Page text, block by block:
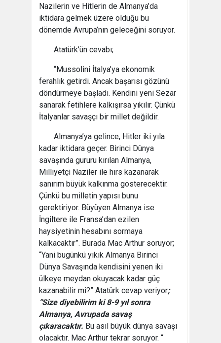
Nazilerin ve Hitlerin de Almanya’da
iktidara gelmek üzere olduğu bu
dönemde Avrupa’nın geleceğini soruyor.
Atatürk’ün cevabı;
“Mussolini İtalya’ya ekonomik
ferahlık getirdi. Ancak başarısı gözünü
döndürmeye başladı. Kendini yeni Sezar
sanarak fetihlere kalkışırsa yıkılır. Çünkü
İtalyanlar savaşçı bir millet değildir.
Almanya’ya gelince, Hitler iki yıla
kadar iktidara geçer. Birinci Dünya
savaşında gururu kırılan Almanya,
Milliyetçi Naziler ile hırs kazanarak
sanırım büyük kalkınma gösterecektir.
Çünkü bu milletin yapısı bunu
gerektiriyor. Büyüyen Almanya ise
İngiltere ile Fransa’dan ezilen
haysiyetinin hesabını sormaya
kalkacaktır”. Burada Mac Arthur soruyor;
“Yani bugünkü yıkık Almanya Birinci
Dünya Savaşında kendisini yenen iki
ülkeye meydan okuyacak kadar güç
kazanabilir mi?” Atatürk cevap veriyor;
“Size diyebilirim ki 8-9 yıl sonra
Almanya, Avrupada savaş
çıkaracaktır. Bu asıl büyük dünya savaşı
olacaktır. Mac Arthur tekrar soruyor. “